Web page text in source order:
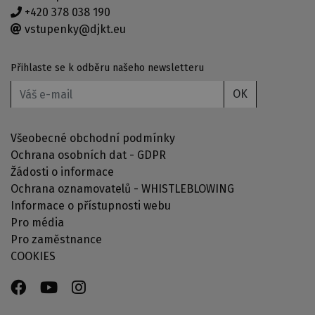
+420 378 038 190
vstupenky@djkt.eu
Přihlaste se k odběru našeho newsletteru
OK
Všeobecné obchodní podmínky
Ochrana osobních dat - GDPR
Žádosti o informace
Ochrana oznamovatelů - WHISTLEBLOWING
Informace o přístupnosti webu
Pro média
Pro zaměstnance
COOKIES